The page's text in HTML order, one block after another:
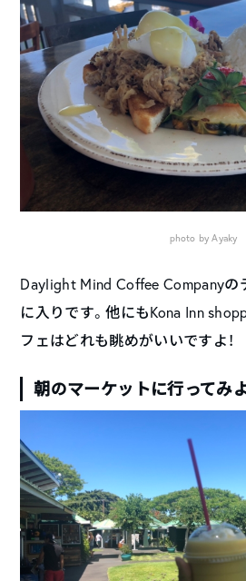
photo by Ayaky
Daylight Mind Coffee Companyの
に入りです。他にもKona Inn
フェはどれも眺めがいいですよ！
朝のマーケットに行ってみ